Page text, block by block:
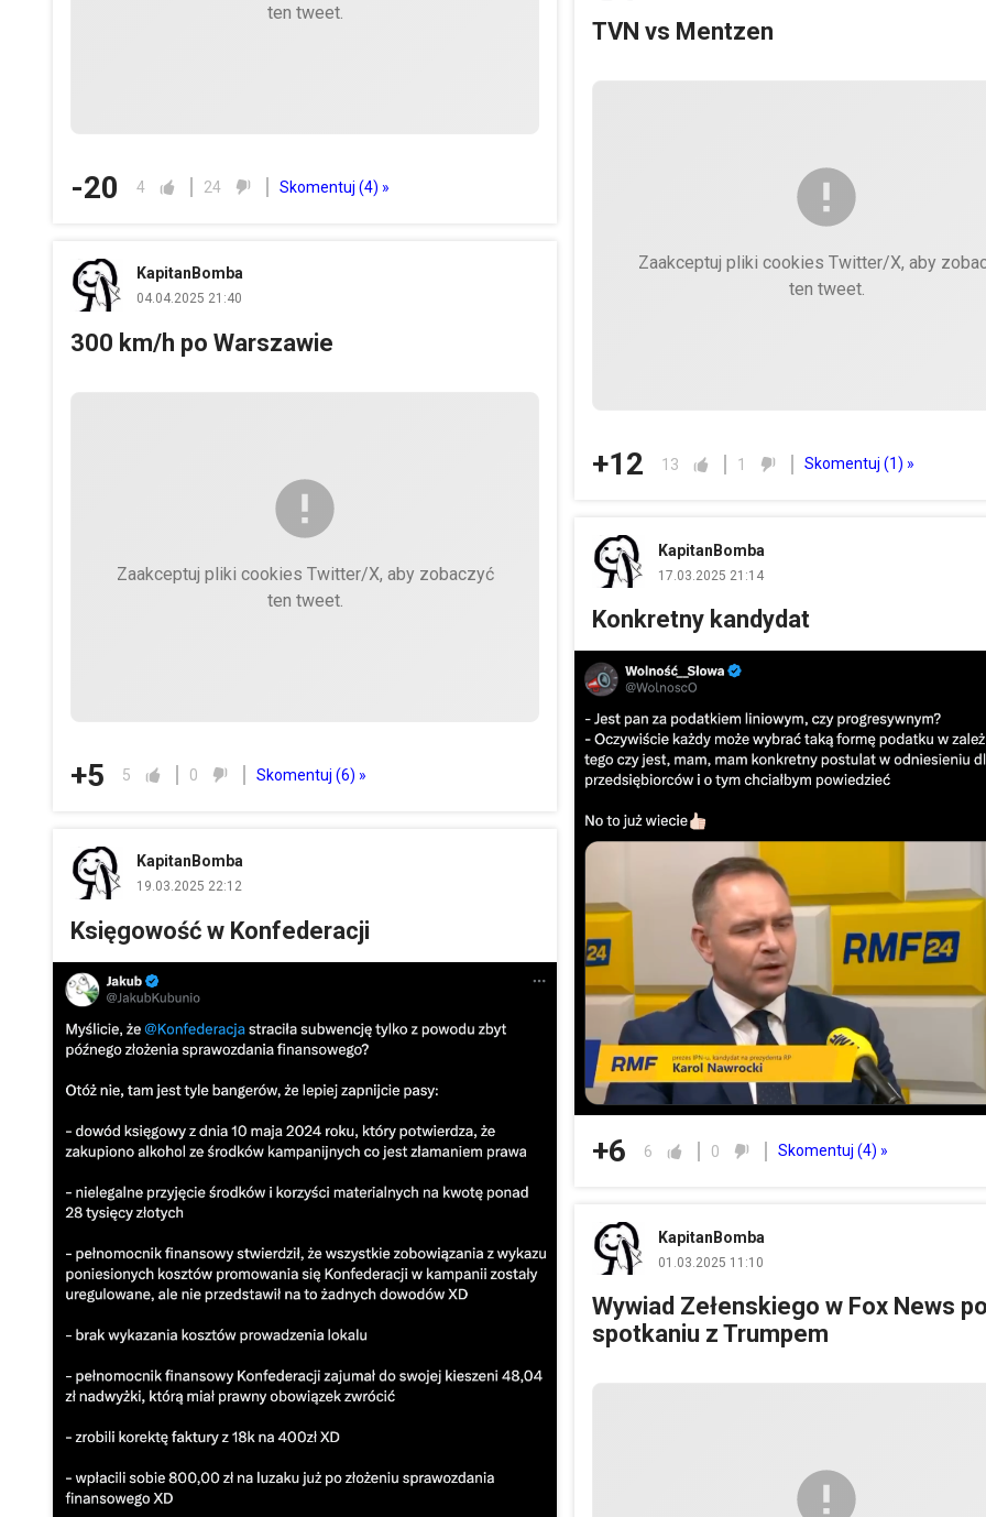
ten tweet.
-20 4 24 Skomentuj (4) »
KapitanBomba
04.04.2025 21:40
300 km/h po Warszawie
Zaakceptuj pliki cookies Twitter/X, aby zobaczyć
ten tweet.
+5 5 0 Skomentuj (6) »
KapitanBomba
19.03.2025 22:12
Księgowość w Konfederacji
TVN vs Mentzen
Zaakceptuj pliki cookies Twitter/X, aby
ten tweet.
+12 13 1 Skomentuj (1) »
KapitanBomba
17.03.2025 21:14
Konkretny kandydat
+6 6 0 Skomentuj (4) »
KapitanBomba
01.03.2025 11:10
Wywiad Zełenskiego w Fox News
spotkaniu z Trumpem